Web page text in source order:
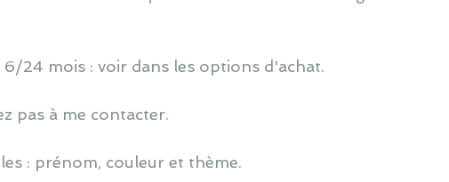
24 mois : voir dans les options d'achat.
pas à me contacter.
: prénom, couleur et thème.